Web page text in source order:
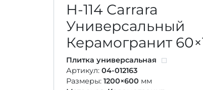
H-114 Carrara
Универсальный
Керамогранит
Плитка универсальная
Артикул: 04-012163
Размеры: 1200×600 мм